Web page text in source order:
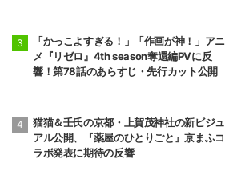
「かっこよすぎる！」「作画が神！」アニ
メ『リゼロ』4th season奪還編PVに反
響！第78話のあらすじ・先行カット公開
猫猫＆壬氏の京都・上賀茂神社の新ビジュ
アル公開、『薬屋のひとりごと』京まふコ
ラボ発表に期待の反響